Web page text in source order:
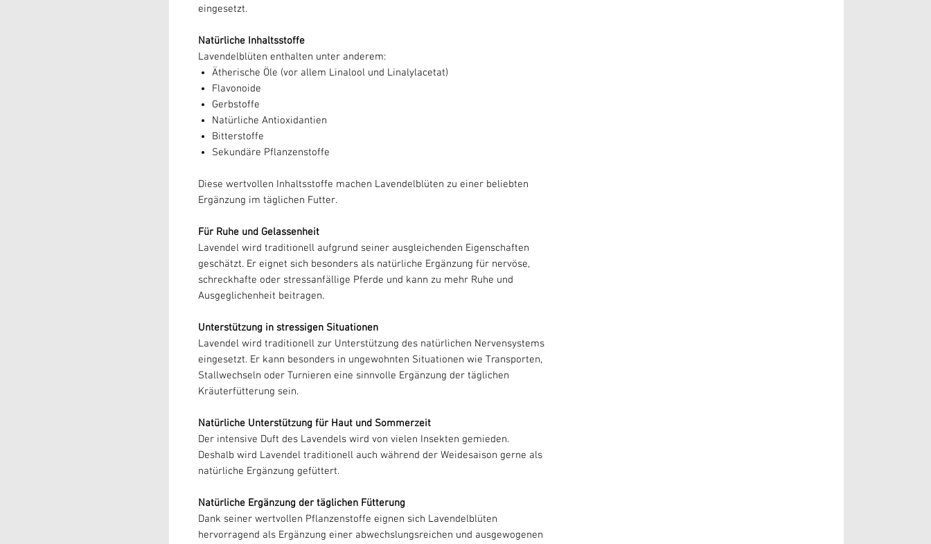
eingesetzt.
Natürliche Inhaltsstoffe
Lavendelblüten enthalten unter anderem:
Ätherische Öle (vor allem Linalool und Linalylacetat)
Flavonoide
Gerbstoffe
Natürliche Antioxidantien
Bitterstoffe
Sekundäre Pflanzenstoffe
Diese wertvollen Inhaltsstoffe machen Lavendelblüten zu einer beliebten
Ergänzung im täglichen Futter.
Für Ruhe und Gelassenheit
Lavendel wird traditionell aufgrund seiner ausgleichenden Eigenschaften
geschätzt. Er eignet sich besonders als natürliche Ergänzung für nervöse,
schreckhafte oder stressanfällige Pferde und kann zu mehr Ruhe und
Ausgeglichenheit beitragen.
Unterstützung in stressigen Situationen
Lavendel wird traditionell zur Unterstützung des natürlichen Nervensystems
eingesetzt. Er kann besonders in ungewohnten Situationen wie Transporten,
Stallwechseln oder Turnieren eine sinnvolle Ergänzung der täglichen
Kräuterfütterung sein.
Natürliche Unterstützung für Haut und Sommerzeit
Der intensive Duft des Lavendels wird von vielen Insekten gemieden.
Deshalb wird Lavendel traditionell auch während der Weidesaison gerne als
natürliche Ergänzung gefüttert.
Natürliche Ergänzung der täglichen Fütterung
Dank seiner wertvollen Pflanzenstoffe eignen sich Lavendelblüten
hervorragend als Ergänzung einer abwechslungsreichen und ausgewogenen